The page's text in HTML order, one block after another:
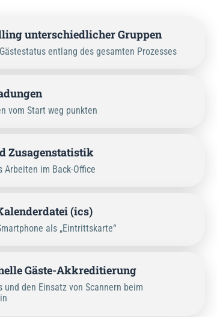
unterschiedlicher Gruppen
entlang des gesamten Prozesses
vom Start weg punkten
Zusagenstatistik
Arbeiten im Back-Office
(ics)
als „Eintrittskarte“
Gäste-Akkreditierung
den Einsatz von Scannern beim